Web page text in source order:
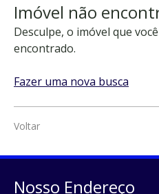
Imóvel não
Desculpe, o imóvel que
encontrado.
Fazer uma nova busca
Voltar
Nosso Endereço